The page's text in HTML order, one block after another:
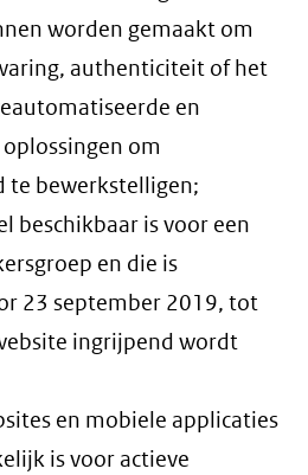
worden gemaakt om
authenticiteit of het
en
om
te bewerkstelligen;
beschikbaar is voor een
en die is
23 september 2019, tot
ingrijpend wordt
en mobiele applicaties
is voor actieve